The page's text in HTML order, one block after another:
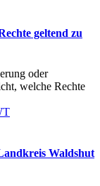
geltend zu
oder
welche Rechte
Waldshut